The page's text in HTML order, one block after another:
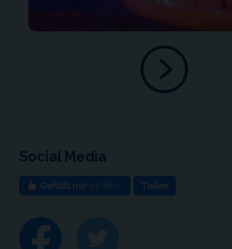
Social Media